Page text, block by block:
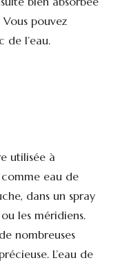
pouvez
de l’eau.
utilisée à
eau de
dans un spray
les méridiens.
nombreuses
L’eau de